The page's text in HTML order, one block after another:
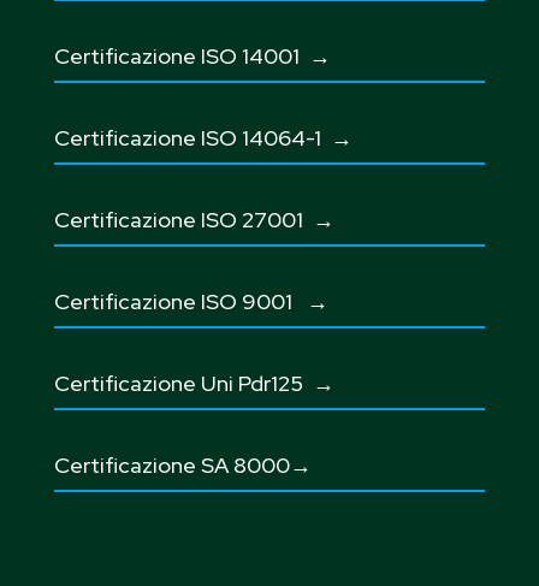
Certificazione ISO 14001 →
Certificazione ISO 14064-1 →
Certificazione ISO 27001 →
Certificazione ISO 9001 →
Certificazione Uni Pdr125 →
Certificazione SA 8000→